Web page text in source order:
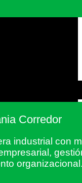
Corredor
industrial con